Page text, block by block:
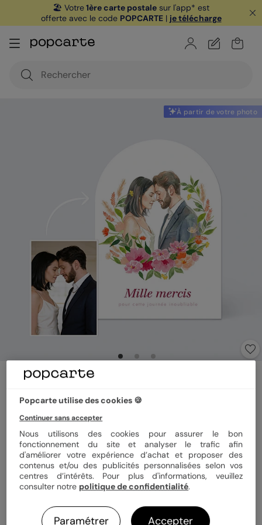
🏖️ Votre1ère carte postale sur l'app* est
offerte avec le code POPCARTE| je télécharge
À partir de votre photo
Carte remerciement mariage
champêtre
Format Arche 11x16 cm
Papier Papier Satiné
Popcarte utilise des cookies 🍪
Continuer sans accepter
Nous utilisons des cookies pour assurer le bon
fonctionnement du site et analyser le trafic afin
d'améliorer votre expérience d’achat et proposer des
contenus et/ou des publicités personnalisées selon vos
centres d’intérêts. Pour plus d'informations, veuillez
consulter notre politique de confidentialité.
Paramétrer Accepter